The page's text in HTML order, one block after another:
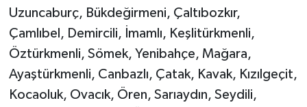
Uzuncaburç, Bükdeğirmeni, Çaltıbozkır,
Çamlıbel, Demircili, İmamlı, Keşlitürkmenli,
Öztürkmenli, Sömek, Yenibahçe, Mağara,
Ayaştürkmenli, Canbazlı, Çatak, Kavak, Kızılgeçit,
Kocaoluk, Ovacık, Ören, Sarıaydın, Seydili,